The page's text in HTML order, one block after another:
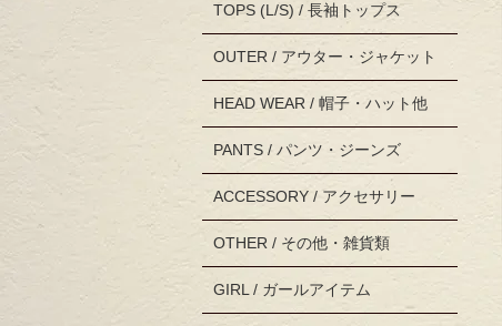
TOPS (L/S) / 長袖トップス
OUTER / アウター・ジャケット
HEAD WEAR / 帽子・ハット他
PANTS / パンツ・ジーンズ
ACCESSORY / アクセサリー
OTHER / その他・雑貨類
GIRL / ガールアイテム